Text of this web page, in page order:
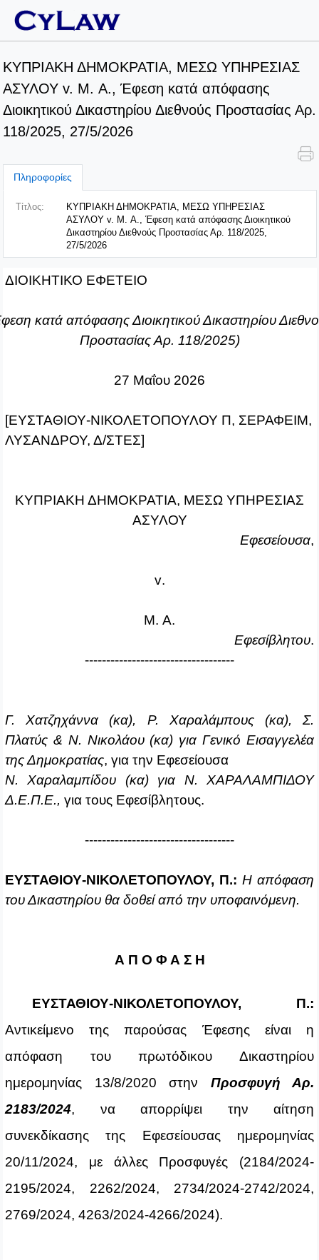
ΚΥΠΡΙΑΚΗ ΔΗΜΟΚΡΑΤΙΑ, ΜΕΣΩ ΥΠΗΡΕΣΙΑΣ
ΑΣΥΛΟΥ v. M. Α., Έφεση κατά απόφασης
Διοικητικού Δικαστηρίου Διεθνούς Προστασίας Αρ.
118/2025, 27/5/2026
Πληροφορίες
Τίτλος:
ΚΥΠΡΙΑΚΗ ΔΗΜΟΚΡΑΤΙΑ, ΜΕΣΩ ΥΠΗΡΕΣΙΑΣ
ΑΣΥΛΟΥ v. M. Α., Έφεση κατά απόφασης Διοικητικού
Δικαστηρίου Διεθνούς Προστασίας Αρ. 118/2025,
27/5/2026
ΔΙΟΙΚΗΤΙΚΟ ΕΦΕΤΕΙΟ
κατά απόφασης Διοικητικού Δικαστηρίου
Προστασίας Αρ. 118/2025)
27 Μαΐου 2026
[ΕΥΣΤΑΘΙΟΥ‑ΝΙΚΟΛΕΤΟΠΟΥΛΟΥ Π, ΣΕΡΑΦΕΙΜ,
ΛΥΣΑΝΔΡΟΥ, Δ/ΣΤΕΣ]
ΚΥΠΡΙΑΚΗ ΔΗΜΟΚΡΑΤΙΑ, ΜΕΣΩ ΥΠΗΡΕΣΙΑΣ
ΑΣΥΛΟΥ
Εφεσείουσα,
v.
M. Α.
Εφεσίβλητου.
-----------------------------------
Γ. Χατζηχάννα (κα), Ρ. Χαραλάμπους (κα), Σ.
Πλατύς & Ν. Νικολάου (κα) για Γενικό Εισαγγελέα
της Δημοκρατίας, για την Εφεσείουσα
Ν. Χαραλαμπίδου (κα) για Ν. ΧΑΡΑΛΑΜΠΙΔΟΥ
Δ.Ε.Π.Ε., για τους Εφεσίβλητους.
-----------------------------------
ΕΥΣΤΑΘΙΟΥ‑ΝΙΚΟΛΕΤΟΠΟΥΛΟΥ, Π.: Η απόφαση
του Δικαστηρίου θα δοθεί από την υποφαινόμενη.
Α Π Ο Φ Α Σ Η
ΕΥΣΤΑΘΙΟΥ‑ΝΙΚΟΛΕΤΟΠΟΥΛΟΥ, Π.:
Αντικείμενο της παρούσας Έφεσης είναι η
απόφαση του πρωτόδικου Δικαστηρίου
ημερομηνίας 13/8/2020 στην Προσφυγή Αρ.
2183/2024, να απορρίψει την αίτηση
συνεκδίκασης της Εφεσείουσας ημερομηνίας
20/11/2024, με άλλες Προσφυγές (2184/2024-
2195/2024, 2262/2024, 2734/2024-2742/2024,
2769/2024, 4263/2024-4266/2024).